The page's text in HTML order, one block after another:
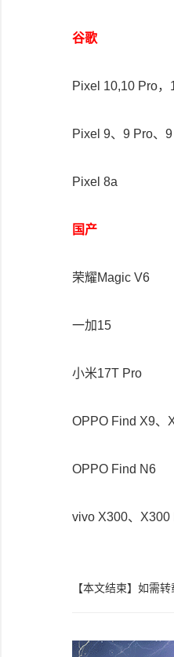
谷歌
Pixel 10,10 Pro
Pixel 9、9 Pro、
Pixel 8a
国产
荣耀Magic V6
一加15
小米17T Pro
OPPO Find X9、
OPPO Find N6
vivo X300、X300
【本文结束】如需